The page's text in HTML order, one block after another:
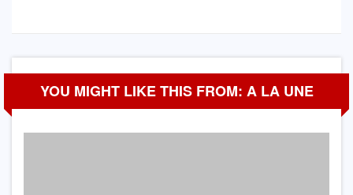
YOU MIGHT LIKE THIS FROM: A LA UNE